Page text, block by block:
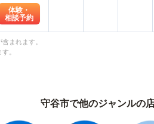
体験・
相談予約
まれます。
。
守谷市で他のジャンルの